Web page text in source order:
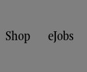
Shop eJobs